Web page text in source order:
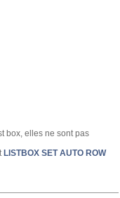
box, elles ne sont pas
LISTBOX SET AUTO ROW